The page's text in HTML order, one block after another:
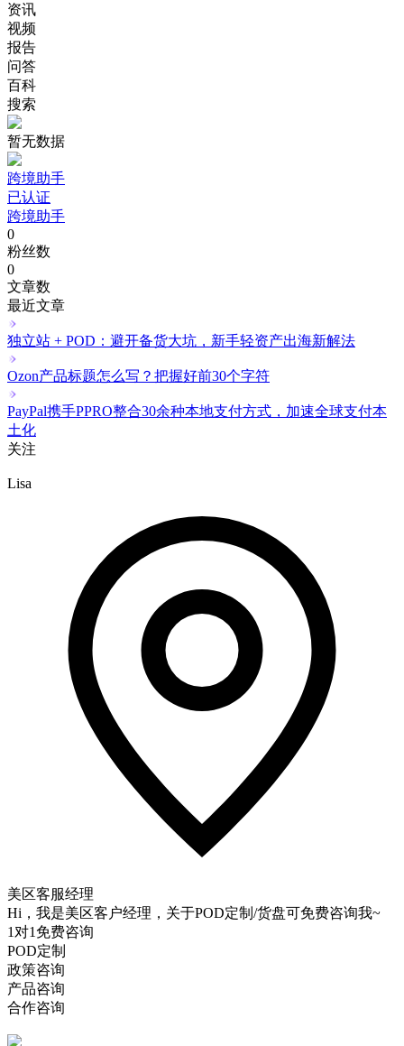
资讯
视频
报告
问答
百科
搜索
暂无数据
跨境助手
已认证
跨境助手
0
粉丝数
0
文章数
最近文章
独立站 + POD：避开备货大坑，新手轻资产出海新解法
Ozon产品标题怎么写？把握好前30个字符
PayPal携手PPRO整合30余种本地支付方式，加速全球支付本
土化
关注
Lisa
美区客服经理
Hi，我是美区客户经理，关于POD定制/货盘可免费咨询我~
1对1免费咨询
POD定制
政策咨询
产品咨询
合作咨询